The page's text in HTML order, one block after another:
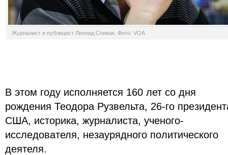
Журналист и публицист Леонид Спивак. Фото: VOA
В этом году исполняется 160 лет со дня
рождения Теодора Рузвельта, 26-го
США, историка, журналиста, ученого-
исследователя, незаурядного политического
деятеля.